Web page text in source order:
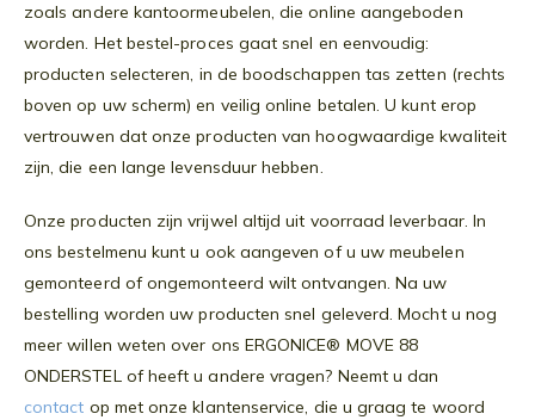
zoals andere kantoormeubelen, die online aangeboden
worden. Het bestel-proces gaat snel en eenvoudig:
producten selecteren, in de boodschappen tas zetten (rechts
boven op uw scherm) en veilig online betalen. U kunt erop
vertrouwen dat onze producten van hoogwaardige kwaliteit
zijn, die een lange levensduur hebben.
Onze producten zijn vrijwel altijd uit voorraad leverbaar. In
ons bestelmenu kunt u ook aangeven of u uw meubelen
gemonteerd of ongemonteerd wilt ontvangen. Na uw
bestelling worden uw producten snel geleverd. Mocht u nog
meer willen weten over ons ERGONICE® MOVE 88
ONDERSTEL of heeft u andere vragen? Neemt u dan
contact op met onze klantenservice, die u graag te woord